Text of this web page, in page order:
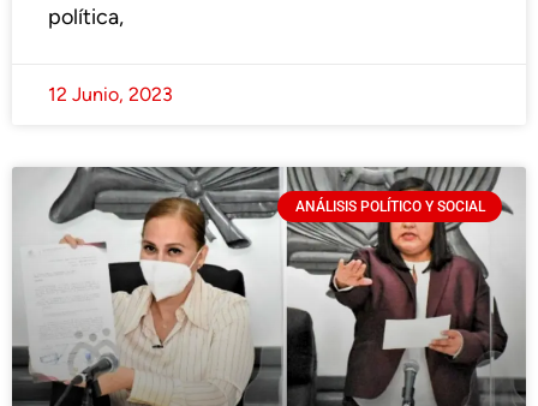
política,
12 Junio, 2023
ANÁLISIS POLÍTICO Y SOCIAL